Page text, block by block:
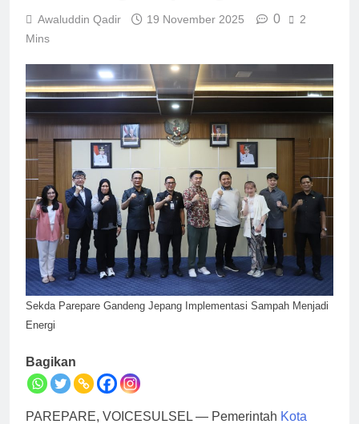
Awaluddin Qadir 19 November 2025 0
2
Mins
Sekda Parepare Gandeng Jepang Implementasi Sampah Menjadi
Energi
Bagikan
PAREPARE, VOICESULSEL — Pemerintah Kota